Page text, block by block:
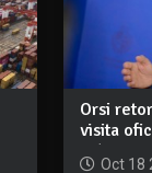
Orsi
visita
má...
Oct 18